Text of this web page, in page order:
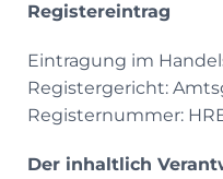
Registereintrag
Eintragung im
Registergericht:
Registernummer:
Der inhaltlich